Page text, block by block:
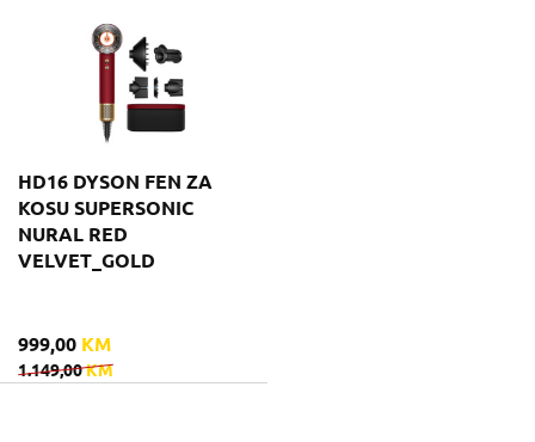
HD16 DYSON FEN ZA
KOSU SUPERSONIC
NURAL RED
VELVET_GOLD
999,00 KM
1.149,00KM